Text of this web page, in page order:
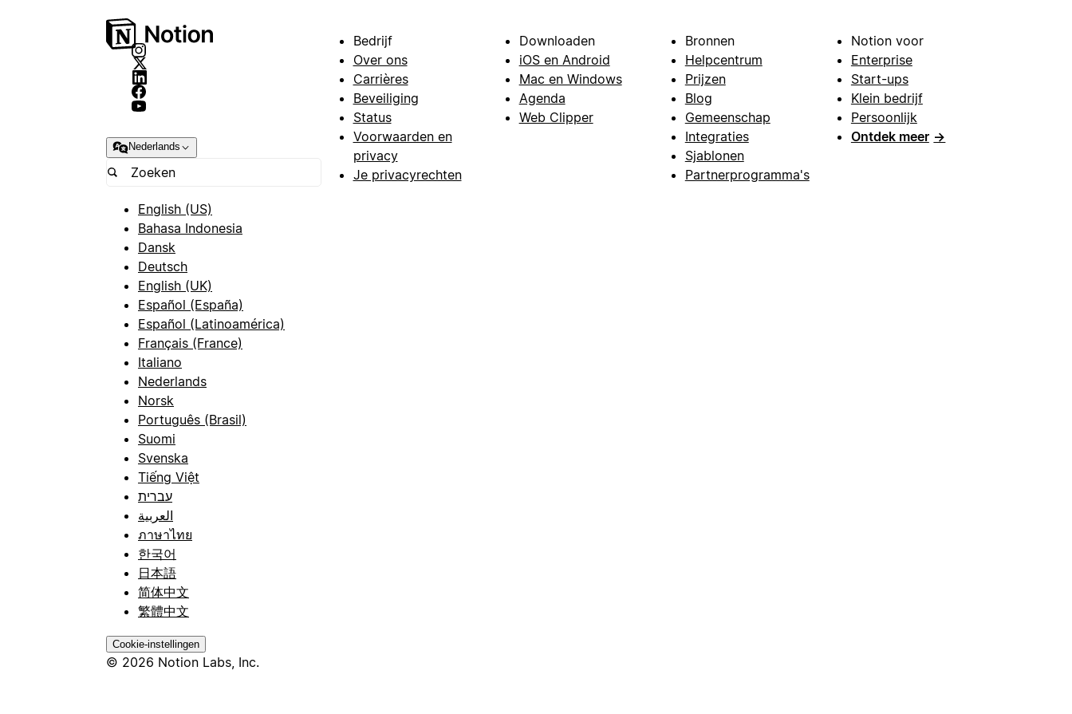
Nederlands
English (US)
Bahasa Indonesia
Dansk
Deutsch
English (UK)
Español (España)
Español (Latinoamérica)
Français (France)
Italiano
Nederlands
Norsk
Português (Brasil)
Suomi
Svenska
Tiếng Việt
עברית
العربية
ภาษาไทย
한국어
日本語
简体中文
繁體中文
Cookie-instellingen
© 2026 Notion Labs, Inc.
Bedrijf
Over ons
Carrières
Beveiliging
Status
Voorwaarden en
privacy
Je privacyrechten
Downloaden
iOS en Android
Mac en Windows
Agenda
Web Clipper
Bronnen
Helpcentrum
Prijzen
Blog
Gemeenschap
Integraties
Sjablonen
Partnerprogramma's
Notion voor
Enterprise
Start-ups
Klein bedrijf
Persoonlijk
Ontdek meer →